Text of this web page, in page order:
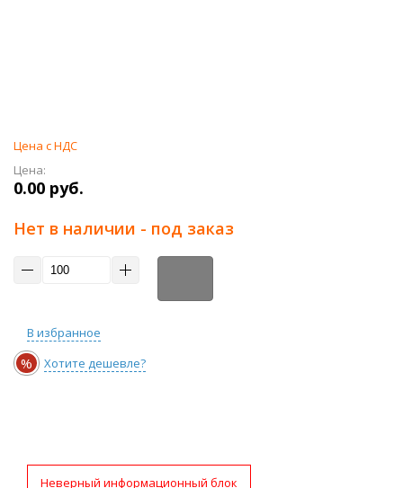
Цена с НДС
Цена:
0.00 руб.
Нет в наличии - под заказ
В избранное
% Хотите дешевле?
Неверный информационный блок